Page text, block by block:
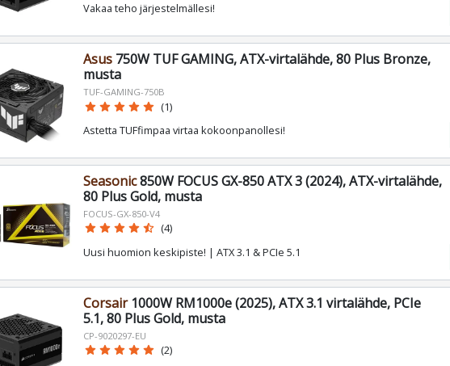
Vakaa teho järjestelmällesi!
Asus750W TUF GAMING, ATX-virtalähde, 80 Plus Bronze,
musta
TUF-GAMING-750B
star star star star star (1)
Astetta TUFfimpaa virtaa kokoonpanollesi!
Seasonic850W FOCUS GX-850 ATX 3 (2024), ATX-virtalähde,
80 Plus Gold, musta
FOCUS-GX-850-V4
star star star star star_half (4)
Uusi huomion keskipiste! | ATX 3.1 & PCIe 5.1
Corsair1000W RM1000e (2025), ATX 3.1 virtalähde, PCIe
5.1, 80 Plus Gold, musta
CP-9020297-EU
star star star star star (2)